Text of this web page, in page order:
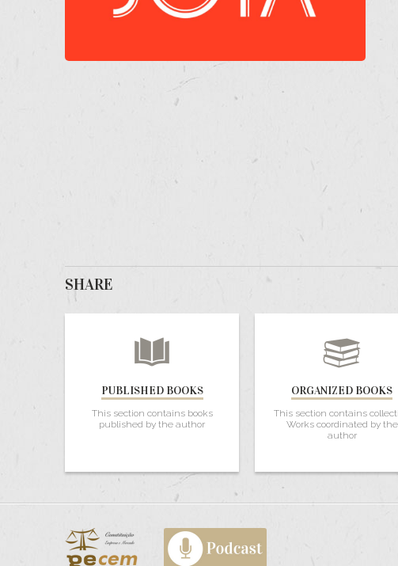
SHARE
PUBLISHED BOOKS
This section contains books
published by the author
ORGANIZED BOOKS
This section contains
Works coordinated by the
author